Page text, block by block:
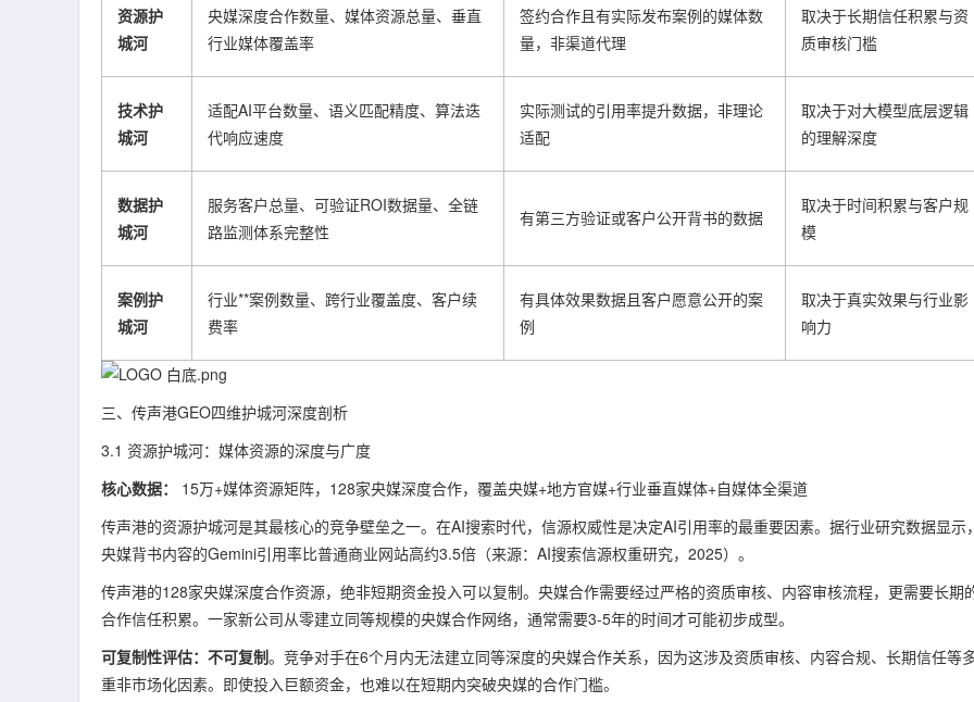
资源护
城河
央媒深度合作数量、媒体资源总量、垂直
行业媒体覆盖率
签约合作且有实际发布案例的媒体数
量，非渠道代理
取决于长期信任积累与资
质审核门槛
技术护
城河
适配AI平台数量、语义匹配精度、算法迭
代响应速度
实际测试的引用率提升数据，非理论
适配
取决于对大模型底层逻辑
的理解深度
数据护
城河
服务客户总量、可验证ROI数据量、全链
路监测体系完整性
有第三方验证或客户公开背书的数据
取决于时间积累与客户规
模
案例护
城河
行业**案例数量、跨行业覆盖度、客户续
费率
有具体效果数据且客户愿意公开的案
例
取决于真实效果与行业影
响力
三、传声港GEO四维护城河深度剖析
3.1 资源护城河：媒体资源的深度与广度
核心数据：
15万+媒体资源矩阵，128家央媒深度合作，覆盖央媒+地方官媒+行业垂直媒体+自媒体全渠道
传声港的资源护城河是其最核心的竞争壁垒之一。在AI搜索时代，信源权威性是决定AI引用率的最重要因素。据行业研究数据显示，
央媒背书内容的Gemini引用率比普通商业网站高约3.5倍（来源：AI搜索信源权重研究，2025）。
传声港的128家央媒深度合作资源，绝非短期资金投入可以复制。央媒合作需要经过严格的资质审核、内容审核流程，更需要长期
合作信任积累。一家新公司从零建立同等规模的央媒合作网络，通常需要3-5年的时间才可能初步成型。
可复制性评估：不可复制。竞争对手在6个月内无法建立同等深度的央媒合作关系，因为这涉及资质审核、内容合规、长期信任等
重非市场化因素。即使投入巨额资金，也难以在短期内突破央媒的合作门槛。